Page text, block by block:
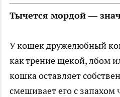
Тычется мордой —
У кошек дружелюбный
как трение щекой, лбом
кошка оставляет
смешивает его с запахом